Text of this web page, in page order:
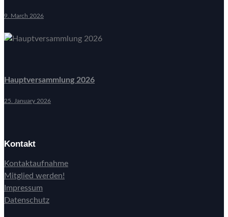
9. March 2026
Hauptversammlung 2026
25. January 2026
Kontakt
Kontaktaufnahme
Mitglied werden!
Impressum
Datenschutz